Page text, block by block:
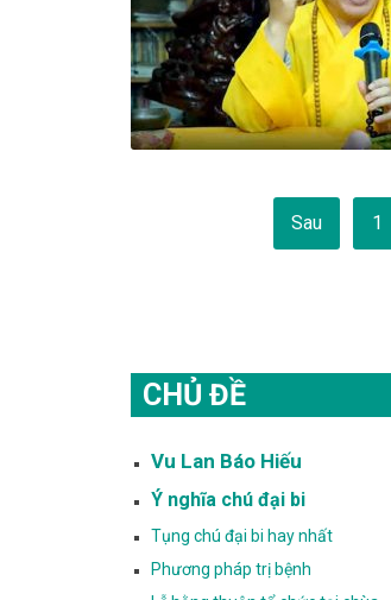
Sau 1
CHỦ ĐỀ
Vu Lan Báo Hiếu
Ý nghĩa chú đại bi
Tụng chú đại bi hay nhất
Phương pháp trị bệnh